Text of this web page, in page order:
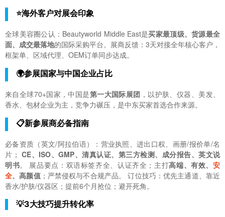
⭐海外客户对展会印象
全球美容圈公认：Beautyworld Middle East是买家最顶级、货源最全
面、成交最落地的国际采购平台。展商反馈：3天对接全年核心客户，
框架单、区域代理、OEM订单同步达成。
🌍参展国家与中国企业占比
来自全球70+国家，中国是第一大国际展团 ，以护肤、仪器、美发、
香水、包材企业为主，竞争力碾压，是中东买家首选合作来源。
📋新参展商必备指南
必备资质（英文/阿拉伯语）：营业执照、进出口权、画册/报价单/名
片； CE、ISO、GMP、清真认证、第三方检测、成分报告、英文说
明书。 展品要点：双语标签齐全、认证齐全；主打高端、有效、安
全、高颜值；严禁侵权与不合规产品。 订位技巧：优先主通道、靠近
香水/护肤/仪器区；提前6个月抢位；避开死角。
💡3大技巧提升转化率